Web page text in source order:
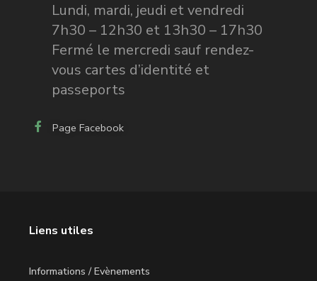
Lundi, mardi, jeudi et vendredi
7h30 – 12h30 et 13h30 – 17h30
Fermé le mercredi sauf rendez-
vous cartes d’identité et
passeports
Page Facebook
Liens utiles
Informations / Evènements